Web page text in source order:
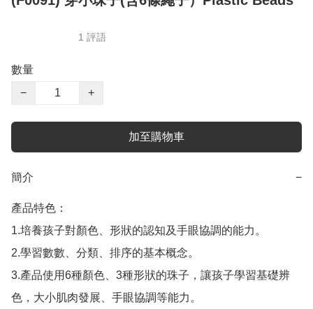
1 評語
數量
−
+
加至購物車
簡介 −
產品特色：
1.培養孩子對顏色、形狀的認知及手眼協調的能力。
2.學習數數、分類、排序的基本概念。
3.產品使用6種顏色、3種形狀的珠子，讓孩子學習基礎辨
色，大小肌肉發展、手眼協調等能力。